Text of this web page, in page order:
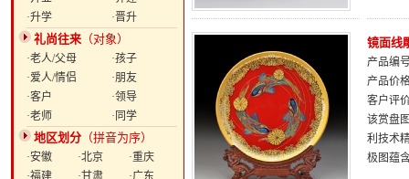
·升学
·晋升
礼尚往来 （对象）
·老人/父母
·孩子
·爱人/情侣
·朋友
·客户
·领导
·老师
·同学
地区划分 （拼音为序）
·安徽 ·北京
·重庆
·福建
·甘肃
·广东
镜面线
产品编
产品价
客户评
该赏盘
利技术
极图蕴